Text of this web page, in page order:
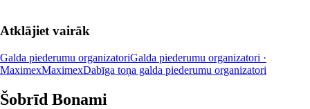
Atklājiet vairāk
Galda piederumu organizatoriGalda piederumu organizatori ·
MaximexMaximexDabīga toņa galda piederumu organizatori
Šobrīd Bonami